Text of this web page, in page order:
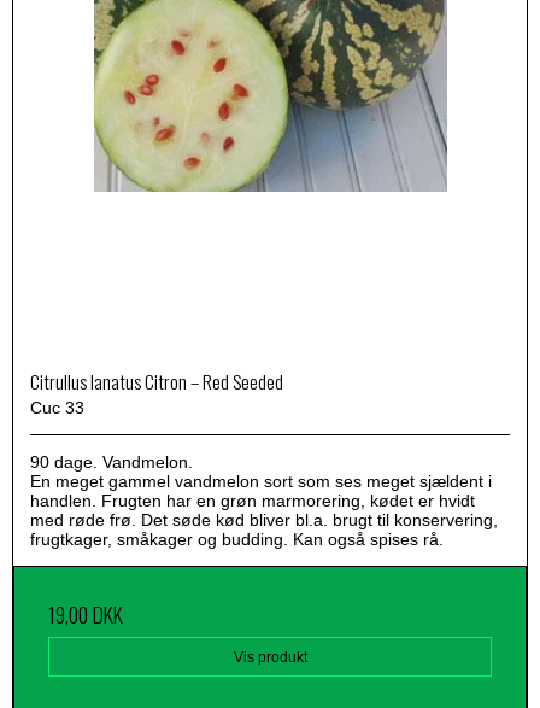
Citrullus lanatus Citron – Red Seeded
Cuc 33
90 dage. Vandmelon.
En meget gammel vandmelon sort som ses meget sjældent i
handlen. Frugten har en grøn marmorering, kødet er hvidt
med røde frø. Det søde kød bliver bl.a. brugt til konservering,
frugtkager, småkager og budding. Kan også spises rå.
19,00 DKK
Vis produkt